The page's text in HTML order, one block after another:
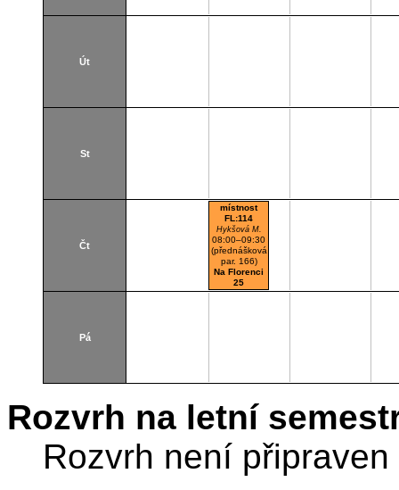
Út
St
Čt
místnost
FL:114
Hykšová M.
08:00–09:30
(přednášková
par. 166)
Na Florenci
25
F114
Pá
Rozvrh na letní
Rozvrh není připraven